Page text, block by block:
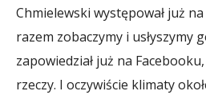
Chmielewski występował już
razem zobaczymy i usłyszymy
zapowiedział już na
rzeczy. I oczywiście klimaty